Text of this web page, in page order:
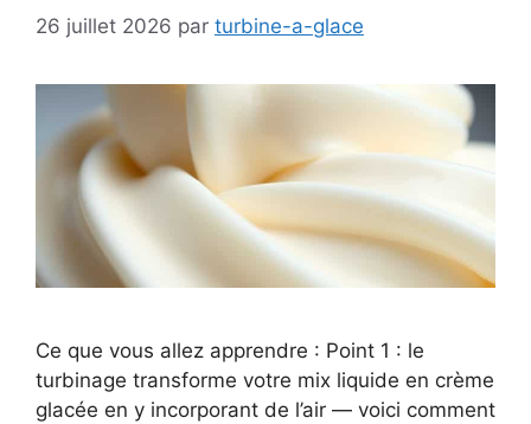
26 juillet 2026 par turbine-a-glace
Ce que vous allez apprendre : Point 1 : le
turbinage transforme votre mix liquide en crème
glacée en y incorporant de l’air — voici comment